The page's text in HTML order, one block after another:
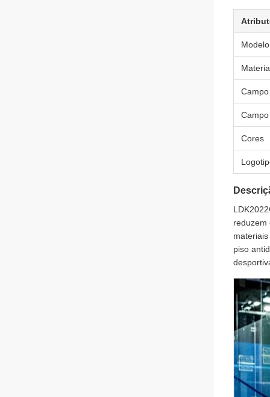
Cores
reduzem
piso